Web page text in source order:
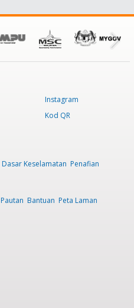
Instagram
Kod QR
Dasar Keselamatan Penafian
Pautan Bantuan Peta Laman